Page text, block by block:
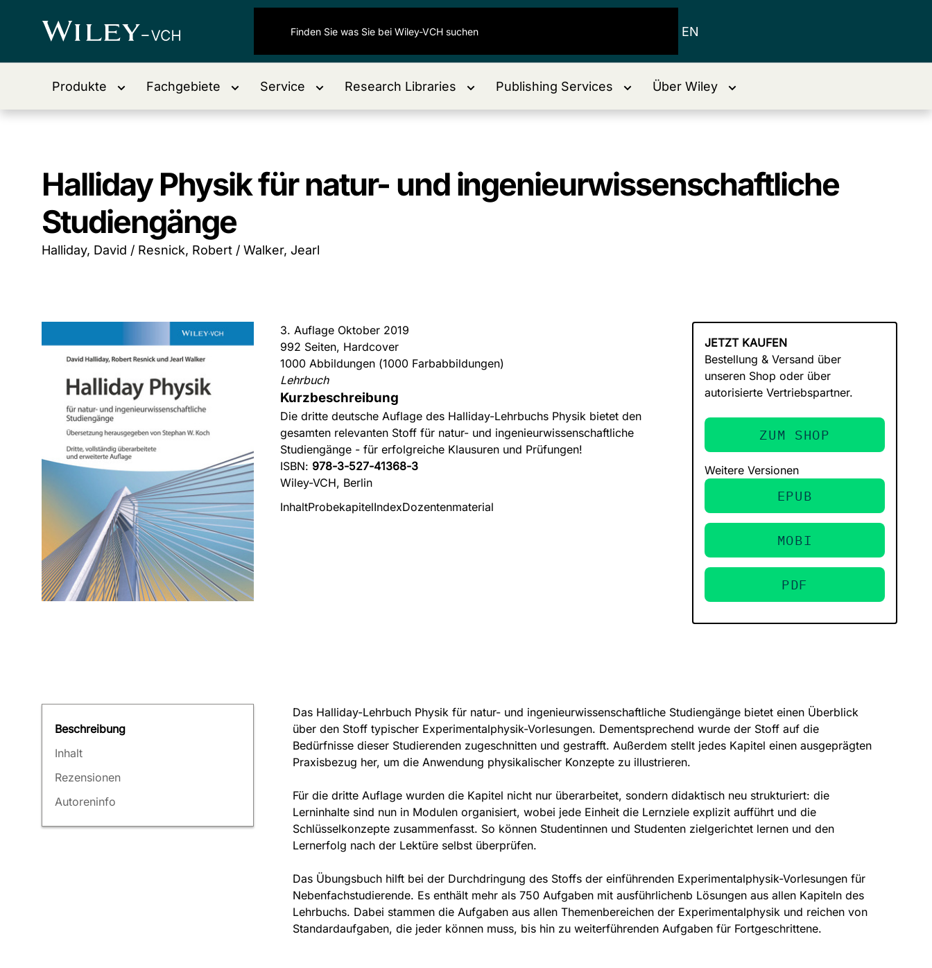
EN
Produkte Fachgebiete Service Research Libraries Publishing Services Über Wiley
Halliday Physik für natur- und ingenieurwissenschaftliche
Studiengänge
Halliday, David / Resnick, Robert / Walker, Jearl
3. Auflage Oktober 2019
992 Seiten, Hardcover
1000 Abbildungen (1000 Farbabbildungen)
Lehrbuch
Kurzbeschreibung
Die dritte deutsche Auflage des Halliday-Lehrbuchs Physik bietet den
gesamten relevanten Stoff für natur- und ingenieurwissenschaftliche
Studiengänge - für erfolgreiche Klausuren und Prüfungen!
ISBN: 978-3-527-41368-3
Wiley-VCH, Berlin
InhaltProbekapitelIndexDozentenmaterial
JETZT KAUFEN
Bestellung & Versand über
unseren Shop oder über
autorisierte Vertriebspartner.
ZUM SHOP
Weitere Versionen
EPUB
MOBI
PDF
Beschreibung
Inhalt
Rezensionen
Autoreninfo
Das Halliday-Lehrbuch Physik für natur- und ingenieurwissenschaftliche Studiengänge bietet einen Überblick
über den Stoff typischer Experimentalphysik-Vorlesungen. Dementsprechend wurde der Stoff auf die
Bedürfnisse dieser Studierenden zugeschnitten und gestrafft. Außerdem stellt jedes Kapitel einen ausgeprägten
Praxisbezug her, um die Anwendung physikalischer Konzepte zu illustrieren.
Für die dritte Auflage wurden die Kapitel nicht nur überarbeitet, sondern didaktisch neu strukturiert: die
Lerninhalte sind nun in Modulen organisiert, wobei jede Einheit die Lernziele explizit aufführt und die
Schlüsselkonzepte zusammenfasst. So können Studentinnen und Studenten zielgerichtet lernen und den
Lernerfolg nach der Lektüre selbst überprüfen.
Das Übungsbuch hilft bei der Durchdringung des Stoffs der einführenden Experimentalphysik-Vorlesungen für
Nebenfachstudierende. Es enthält mehr als 750 Aufgaben mit ausführlichenb Lösungen aus allen Kapiteln des
Lehrbuchs. Dabei stammen die Aufgaben aus allen Themenbereichen der Experimentalphysik und reichen von
Standardaufgaben, die jeder können muss, bis hin zu weiterführenden Aufgaben für Fortgeschrittene.